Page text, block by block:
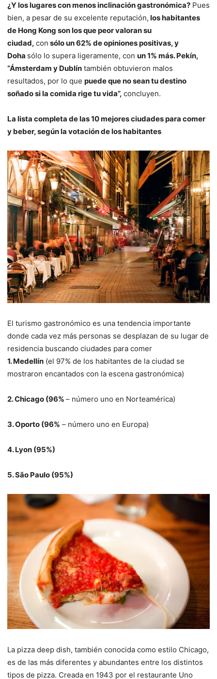
¿Y los lugares con menos inclinación gastronómica? Pues
bien, a pesar de su excelente reputación, los habitantes
de Hong Kong son los que peor valoran su
ciudad, con sólo un 62% de opiniones positivas, y
Doha sólo lo supera ligeramente, con un 1% más. Pekín,
“Ámsterdam y Dublín también obtuvieron malos
resultados, por lo que puede que no sean tu destino
soñado si la comida rige tu vida”, concluyen.
La lista completa de las 10 mejores ciudades para comer
y beber, según la votación de los habitantes
El turismo gastronómico es una tendencia importante
donde cada vez más personas se desplazan de su lugar de
residencia buscando ciudades para comer
1. Medellín (el 97% de los habitantes de la ciudad se
mostraron encantados con la escena gastronómica)
2. Chicago (96% – número uno en Norteamérica)
3. Oporto (96% – número uno en Europa)
4. Lyon (95%)
5. São Paulo (95%)
La pizza deep dish, también conocida como estilo Chicago,
es de las más diferentes y abundantes entre los distintos
tipos de pizza. Creada en 1943 por el restaurante Uno